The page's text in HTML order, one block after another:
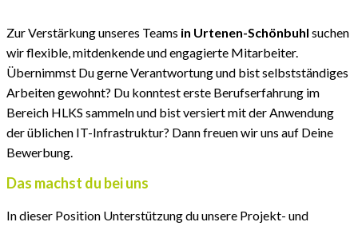
Zur Verstärkung unseres Teams in Urtenen-Schönbuhl suchen
wir flexible, mitdenkende und engagierte Mitarbeiter.
Übernimmst Du gerne Verantwortung und bist selbstständiges
Arbeiten gewohnt? Du konntest erste Berufserfahrung im
Bereich HLKS sammeln und bist versiert mit der Anwendung
der üblichen IT-Infrastruktur? Dann freuen wir uns auf Deine
Bewerbung.
Das machst du bei uns
In dieser Position Unterstützung du unsere Projekt- und